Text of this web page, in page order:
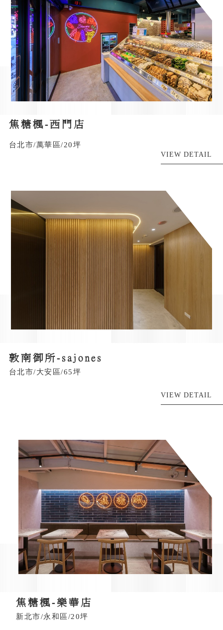
焦糖楓-西門店
台北市/萬華區/20坪
VIEW DETAIL
敦南御所-sajones
台北市/大安區/65坪
VIEW DETAIL
焦糖楓-樂華店
新北市/永和區/20坪